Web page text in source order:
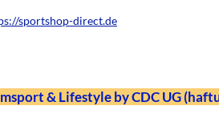
sportshop-direct.de
& Lifestyle by CDC UG